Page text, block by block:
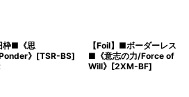
枠■《思
》[TSR-BS]
【Foil】■ボーダーレス
■《意志の力/Force of
Will》[2XM-BF]